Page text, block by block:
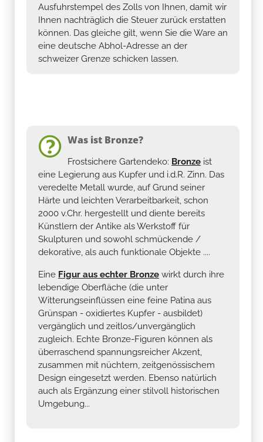
Ausfuhrstempel des Zolls von Ihnen, damit wir
Ihnen nachträglich die Steuer zurück erstatten
können. Das gleiche gilt, wenn Sie die Ware an
eine deutsche Abhol-Adresse an der
schweizer Grenze schicken lassen.
Was ist Bronze?
Frostsichere Gartendeko: Bronze ist
eine Legierung aus Kupfer und i.d.R. Zinn. Das
veredelte Metall wurde, auf Grund seiner
Härte und leichten Verarbeitbarkeit, schon
2000 v.Chr. hergestellt und diente bereits
Künstlern der Antike als Werkstoff für
Skulpturen und sowohl schmückende /
dekorative, als auch funktionale Objekte ....
Eine Figur aus echter Bronze wirkt durch ihre
lebendige Oberfläche (die unter
Witterungseinflüssen eine feine Patina aus
Grünspan - oxidiertes Kupfer - ausbildet)
vergänglich und zeitlos/unvergänglich
zugleich. Echte Bronze-Figuren können als
überraschend spannungsreicher Akzent,
zusammen mit nüchtern, zeitgenössischem
Design eingesetzt werden. Ebenso natürlich
auch als Ergänzung einer stilvoll historischen
Umgebung...